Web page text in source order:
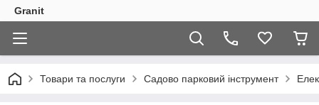
Granit
Товари та послуги Садово парковий інструмент